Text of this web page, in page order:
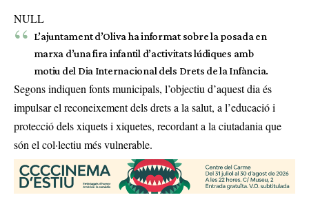
NULL
L’ajuntament d’Oliva ha informat sobre la posada en
marxa d’una fira infantil d’activitats lúdiques amb
motiu del Dia Internacional dels Drets de la Infància.
Segons indiquen fonts municipals, l’objectiu d’aquest dia és
impulsar el reconeixement dels drets a la salut, a l’educació i
protecció dels xiquets i xiquetes, recordant a la ciutadania que
són el col·lectiu més vulnerable.